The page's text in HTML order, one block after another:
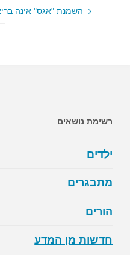
השמנת "אגס" אינה
רשימת נושאים
ילדים
מתבגרים
הורים
חדשות מן המדע